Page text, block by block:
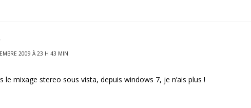
2009 À 23 H 43 MIN
le mixage stereo sous vista, depuis windows 7, je n’ais plus !